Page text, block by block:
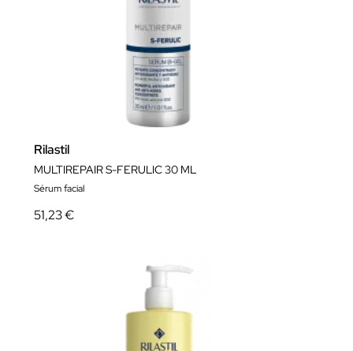
Rilastil
MULTIREPAIR S-FERULIC 30 ML
Sérum facial
51,23 €